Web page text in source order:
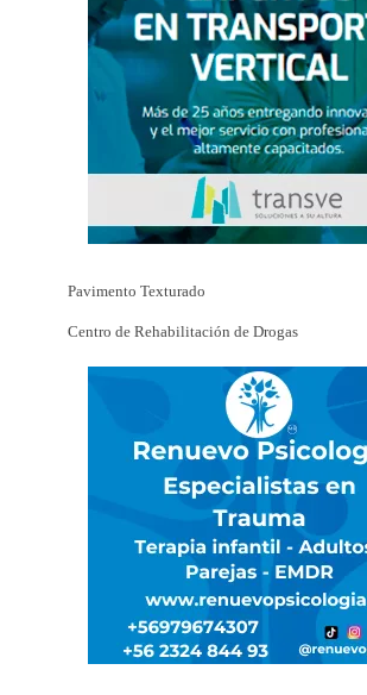
Pavimento Texturado
Centro de Rehabilitación de Drogas